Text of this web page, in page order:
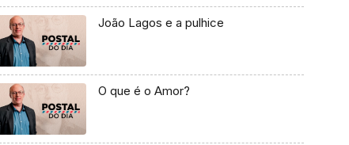
João Lagos e a pulhice
O que é o Amor?